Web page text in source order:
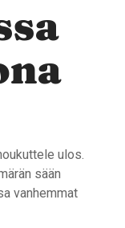
ulos.
sään
vanhemmat